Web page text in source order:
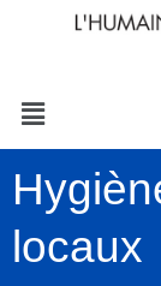
Menu
locaux